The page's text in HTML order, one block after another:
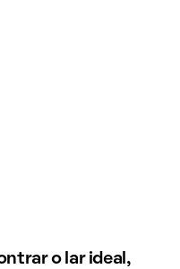
o lar ideal,